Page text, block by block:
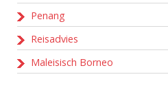
Penang
Reisadvies
Maleisisch Borneo